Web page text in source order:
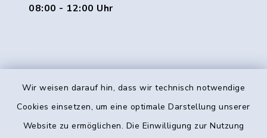
Wir weisen darauf hin, dass wir technisch notwendige
Cookies einsetzen, um eine optimale Darstellung unserer
Website zu ermöglichen. Die Einwilligung zur Nutzung
08:00 - 12:00 Uhr
Kontakt